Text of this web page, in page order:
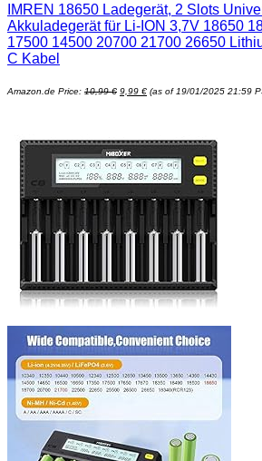
IMREN 18650 Ladegerät, 2 Slots
Akkuladegerät für Li-ION 3,7V 18650
17500 14500 20700 21700 26650
C Kabel
Amazon.de Price: 10,99€
Ursprünglicher
Preis
9,99 €
Aktueller
Preis
(as of 19/01/2025 21:59